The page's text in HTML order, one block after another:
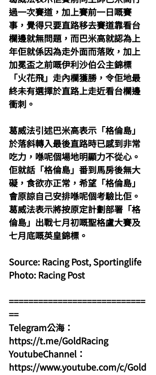
過一次賽道，加上賽前一日嘅賽
事，覺得只要直路移去賽道靠看台
欄邊就無問題，而巴米高就認為上
年佢就係因為走外面而落敗，加上
加冕盃之前嘅伊利沙伯公主錦標
「火花飛」走內欄獲勝，令佢地最
終未有選擇於直路上走近看台欄邊
衝刺。
葛威法引述巴米高表示「格倫島」
於落斜轉入最後直路時已感到非常
吃力，喺呢個場地明顯力不從心。
佢就話「格倫島」番到馬房後無大
礙，食欲亦正常，希望「格倫島」
會原諒自己安排喺呢個考驗比佢。
葛威法表示將按原定計劃部署「格
倫島」出戰七月初嘅聖格盧大賽及
七月底嘅英皇錦標。
Source: Racing Post, Sportinglife
Photo: Racing Post
============================
==
Telegram公海：
https://t.me/GoldRacing
YoutubeChannel：
https://www.youtube.com/c/Gold